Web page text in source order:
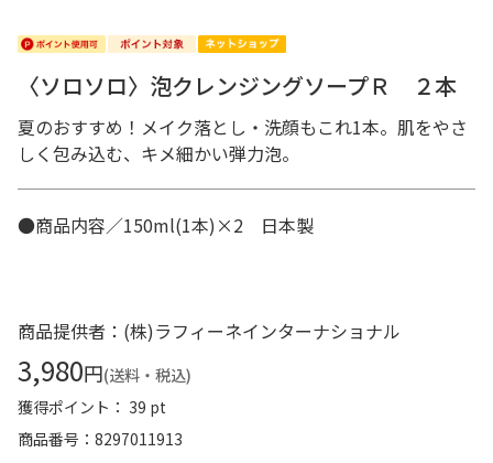
〈ソロソロ〉泡クレンジングソープＲ ２本
夏のおすすめ！メイク落とし・洗顔もこれ1本。肌をやさ
しく包み込む、キメ細かい弾力泡。
●商品内容／150ml(1本)×2 日本製
商品提供者：(株)ラフィーネインターナショナル
3,980円(送料・税込)
獲得ポイント： 39 pt
商品番号
8297011913